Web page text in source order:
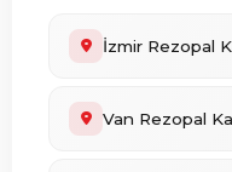
İzmir Rezopal
Van Rezopal